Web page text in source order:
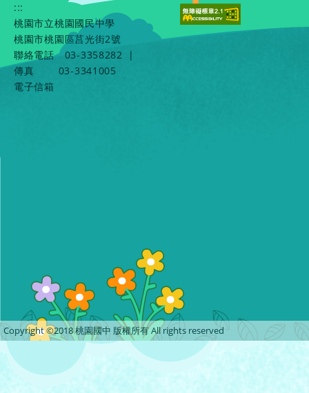
:::
桃園市立桃園國民中學
桃園市桃園區莒光街2號
聯絡電話
03-3358282
|
傳真
03-3341005
電子信箱
Copyright ©2018 桃園國中 版權所有 All rights reserved